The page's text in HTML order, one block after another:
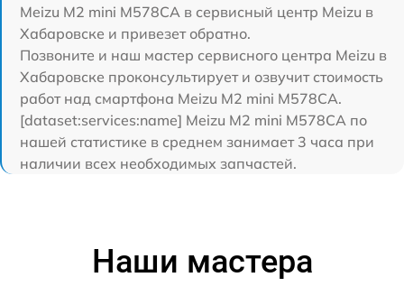
Meizu M2 mini M578CA в сервисный центр Meizu в
Хабаровске и привезет обратно.
Позвоните и наш мастер сервисного центра Meizu в
Хабаровске проконсультирует и озвучит стоимость
работ над смартфона Meizu M2 mini M578CA.
[dataset:services:name] Meizu M2 mini M578CA по
нашей статистике в среднем занимает 3 часа при
наличии всех необходимых запчастей.
Наши мастера